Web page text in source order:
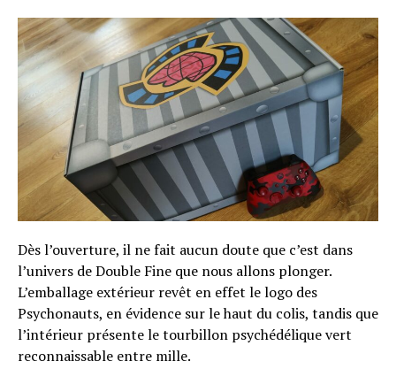
Dès l’ouverture, il ne fait aucun doute que c’est dans
l’univers de Double Fine que nous allons plonger.
L’emballage extérieur revêt en effet le logo des
Psychonauts, en évidence sur le haut du colis, tandis que
l’intérieur présente le tourbillon psychédélique vert
reconnaissable entre mille.